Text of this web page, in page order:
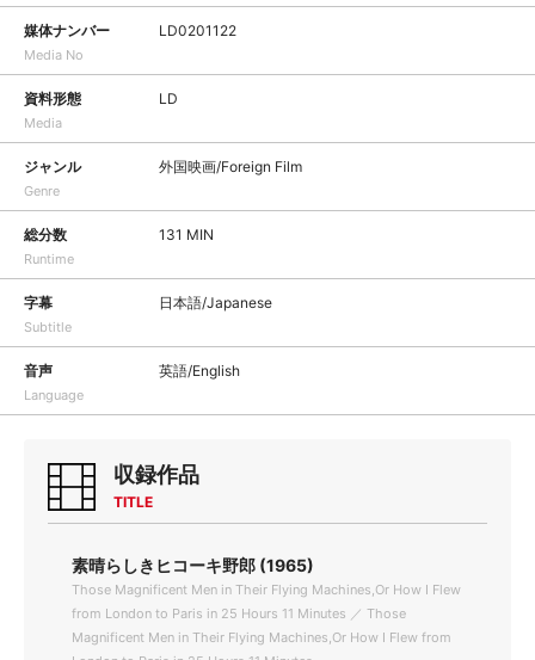
媒体ナンバー
Media No
LD0201122
資料形態
Media
LD
ジャンル
Genre
外国映画/Foreign Film
総分数
Runtime
131 MIN
字幕
Subtitle
日本語/Japanese
音声
Language
英語/English
収録作品
TITLE
素晴らしきヒコーキ野郎 (1965)
Those Magnificent Men in Their Flying Machines,Or How I Flew
from London to Paris in 25 Hours 11 Minutes ／ Those
Magnificent Men in Their Flying Machines,Or How I Flew from